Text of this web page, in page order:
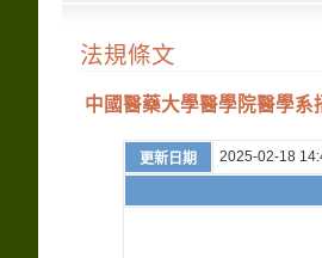
法規條文
中國醫藥大學醫學院醫學系
更新日期 2025-02-18